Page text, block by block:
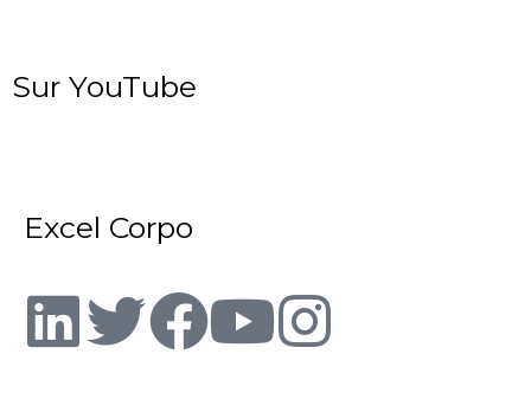
Sur YouTube
Excel Corpo
L T F Y I